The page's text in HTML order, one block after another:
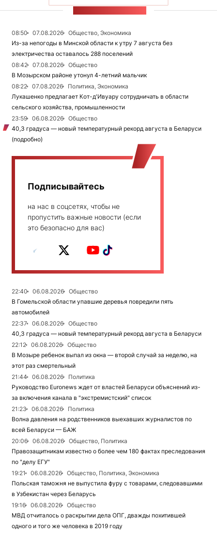
08:50 07.08.2026
Общество, Экономика
Из-за непогоды в Минской области к утру 7 августа без
электричества оставалось 288 поселений
08:42
07.08.2026
Общество
В Мозырском районе утонул 4-летний мальчик
08:22
07.08.2026
Политика, Экономика
Лукашенко предлагает Кот-д'Ивуару сотрудничать в области
сельского хозяйства, промышленности
23:59
06.08.2026
Общество
40,3 градуса — новый температурный рекорд августа в Беларуси
(подробно)
Подписывайтесь
на нас в соцсетях, чтобы не
пропустить важные новости (если
это безопасно для вас)
22:40 06.08.2026
Общество
В Гомельской области упавшие деревья повредили пять
автомобилей
22:37
06.08.2026
Общество
40,3 градуса — новый температурный рекорд августа в Беларуси
22:12
06.08.2026
Общество
В Мозыре ребенок выпал из окна — второй случай за неделю, на
этот раз смертельный
21:44
06.08.2026
Политика
Руководство Euronews ждет от властей Беларуси объяснений из-
за включения канала в "экстремистский" список
21:23
06.08.2026
Политика
Волна давления на родственников выехавших журналистов по
всей Беларуси — БАЖ
20:06
06.08.2026
Общество, Политика
Правозащитникам известно о более чем 180 фактах преследования
по "делу ЕГУ"
19:21
06.08.2026
Общество, Политика, Экономика
Польская таможня не выпустила фуру с товарами, следовавшими
в Узбекистан через Беларусь
19:16
06.08.2026
Общество
МВД отчиталось о раскрытии дела ОПГ, дважды похитившей
одного и того же человека в 2019 году